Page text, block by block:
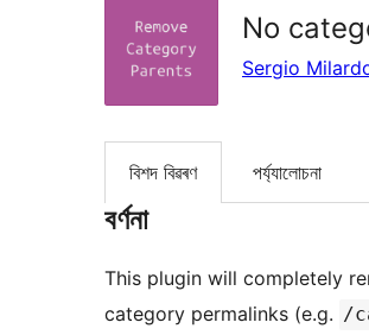
No
Sergio
বিশদ বিৱৰণ পৰ্য্যালোচনা
বৰ্ণনা
This plugin will completely
category permalinks (e.g. /